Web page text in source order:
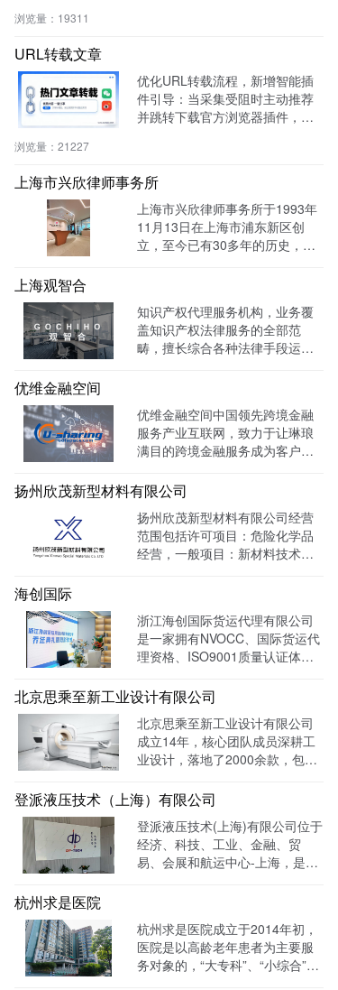
浏览量： 19311
URL转载文章
优化URL转载流程，新增智能插
件引导：当采集受阻时主动推荐
并跳转下载官方浏览器插件，有
浏览量： 21227
上海市兴欣律师事务所
上海市兴欣律师事务所于1993年
11月13日在上海市浦东新区创
立，至今已有30多年的历史，致
上海观智合
知识产权代理服务机构，业务覆
盖知识产权法律服务的全部范
畴，擅长综合各种法律手段运作
借高效的信息收集网络，和多样
化的保护手段，致力于服务专
利、商标、版权、保护及诉讼等
优维金融空间
优维金融空间中国领先跨境金融
服务产业互联网，致力于让琳琅
满目的跨境金融服务成为客户触
量达 139128W+
扬州欣茂新型材料有限公司
扬州欣茂新型材料有限公司经营
范围包括许可项目：危险化学品
经营，一般项目：新材料技术研
品展示的主要目的，目前全网曝
光量：992915次。
海创国际
浙江海创国际货运代理有限公司
是一家拥有NVOCC、国际货运代
理资格、ISO9001质量认证体系
公司。 官网上线一年多，全网曝
光量：226958次。
北京思乘至新工业设计有限公司
北京思乘至新工业设计有限公司
成立14年，核心团队成员深耕工
业设计，落地了2000余款，包括
功案例。选择LTD枢纽云搭建升
级数字化官网，提高品牌形象和
专业度。目前官网运行全网曝光
数已达到208W+
登派液压技术（上海）有限公司
登派液压技术(上海)有限公司位于
经济、科技、工业、金融、贸
易、会展和航运中心-上海，是一
网全网曝光数达779498次。
杭州求是医院
杭州求是医院成立于2014年初，
医院是以高龄老年患者为主要服
务对象的，“大专科”、“小综合”为